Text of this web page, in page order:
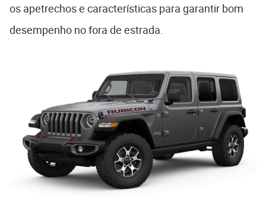
os apetrechos e características para garantir bom
desempenho no fora de estrada.